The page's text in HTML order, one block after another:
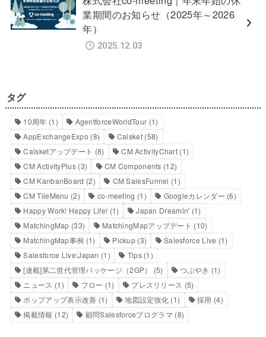
業期間のお知らせ（2025年～2026
年）
2025.12.03
タグ
10周年 (1) AgentforceWorldTour (1)
AppExchangeExpo (8) Calsket(58)
Calsketアップデート (8) CM ActivityChart (1)
CM ActivityPlus(3) CM Components (12)
CM KanbanBoard (2) CM SalesFunnel (1)
CM TileMenu (2) co-meeting (1) Googleカレンダー (6)
Happy Work! Happy Life! (1) Japan Dreamin' (1)
MatchingMap (33) MatchingMapアップデート (10)
MatchingMap事例 (1) Pickup (3) Salesforce Live (1)
Salesforce Live:Japan (1) Tips(1)
[連載]第二世代管理パッケージ（2GP）
(5) つぶやき (1)
ニュース (1) フロー (1) プレスリリース (5)
ポップアップ表示改善 (1) 地図設定強化 (1) 採用 (4)
掲載情報 (12) 顧問Salesforceプログラマ (8)